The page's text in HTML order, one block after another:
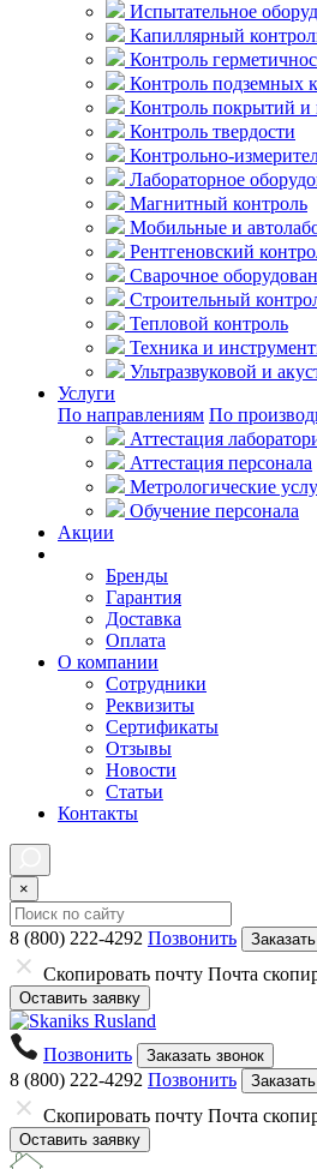
Испытательное
Капиллярный
Контроль
Контроль подземных
Контроль покрытий и
Контроль твердости
Контрольно-
Лабораторное
Магнитный контроль
Мобильные и
Рентгеновский
Сварочное
Строительный
Тепловой контроль
Техника и
Ультразвуковой и
Услуги
По направлениям По
Аттестация
Аттестация персонала
Метрологические
Обучение персонала
Акции
Бренды
Гарантия
Доставка
Оплата
О компании
Сотрудники
Реквизиты
Сертификаты
Отзывы
Новости
Статьи
Контакты
×
8 (800) 222-4292 Позвонить
Скопировать почту Почта
Оставить заявку
Позвонить Заказать звонок
8 (800) 222-4292 Позвонить
Скопировать почту Почта
Оставить заявку